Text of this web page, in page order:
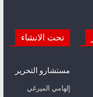
تحت الانشاء
مستشارو التحرير
إلهامي الميرغي